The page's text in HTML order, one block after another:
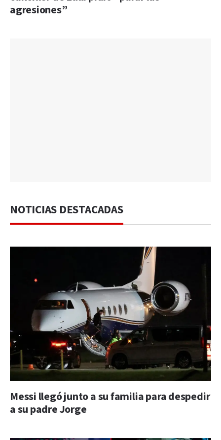
agresiones”
NOTICIAS DESTACADAS
Messi llegó junto a su familia para despedir
a su padre Jorge